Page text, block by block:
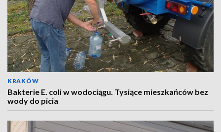
KRAKÓW
Bakterie E. coli w wodociągu. Tysiące mieszkańców bez
wody do picia